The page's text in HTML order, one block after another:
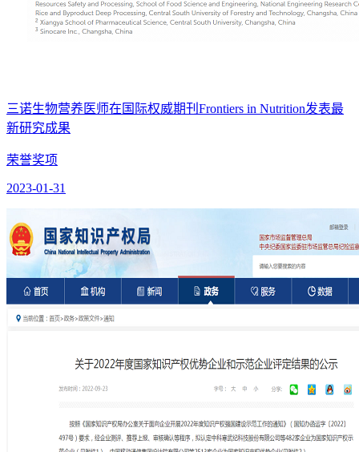
三诺生物营养医师在国际权威期刊Frontiers in Nutrition发表最
新研究成果
荣誉奖项
2023-01-31